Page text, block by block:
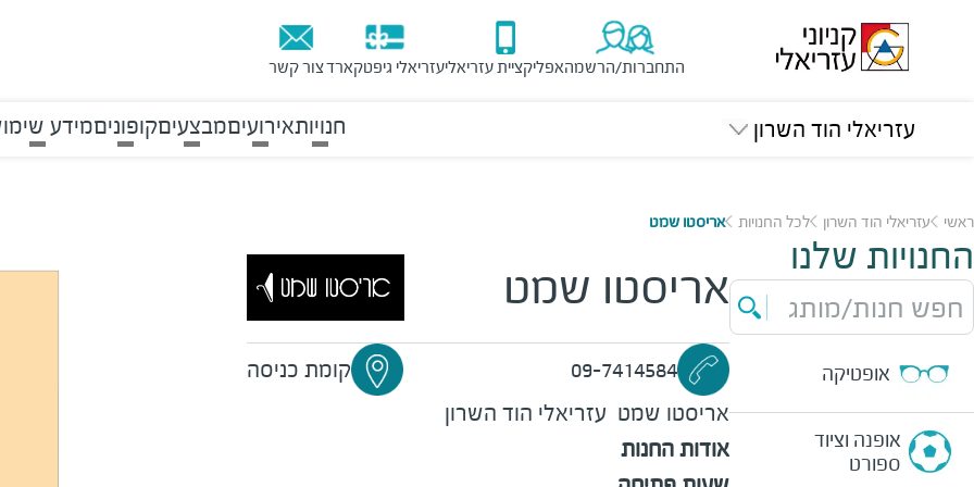
התחברות/הרשמהאפליקציית עזריאליעזריאלי גיפטקארדצור קשר
עזריאלי הוד השרון חנויותאירועיםמבצעיםקופוניםמידע
ראשי עזריאלי הוד השרון לכל החנויות אריסטו שמט
החנויות שלנו
חפש חנות/מותג
אופטיקה
אופנה וציוד
ספורט
אריסטו שמט
09-7414584
קומת כניסה
אריסטו שמט עזריאלי הוד השרון
אודות החנות